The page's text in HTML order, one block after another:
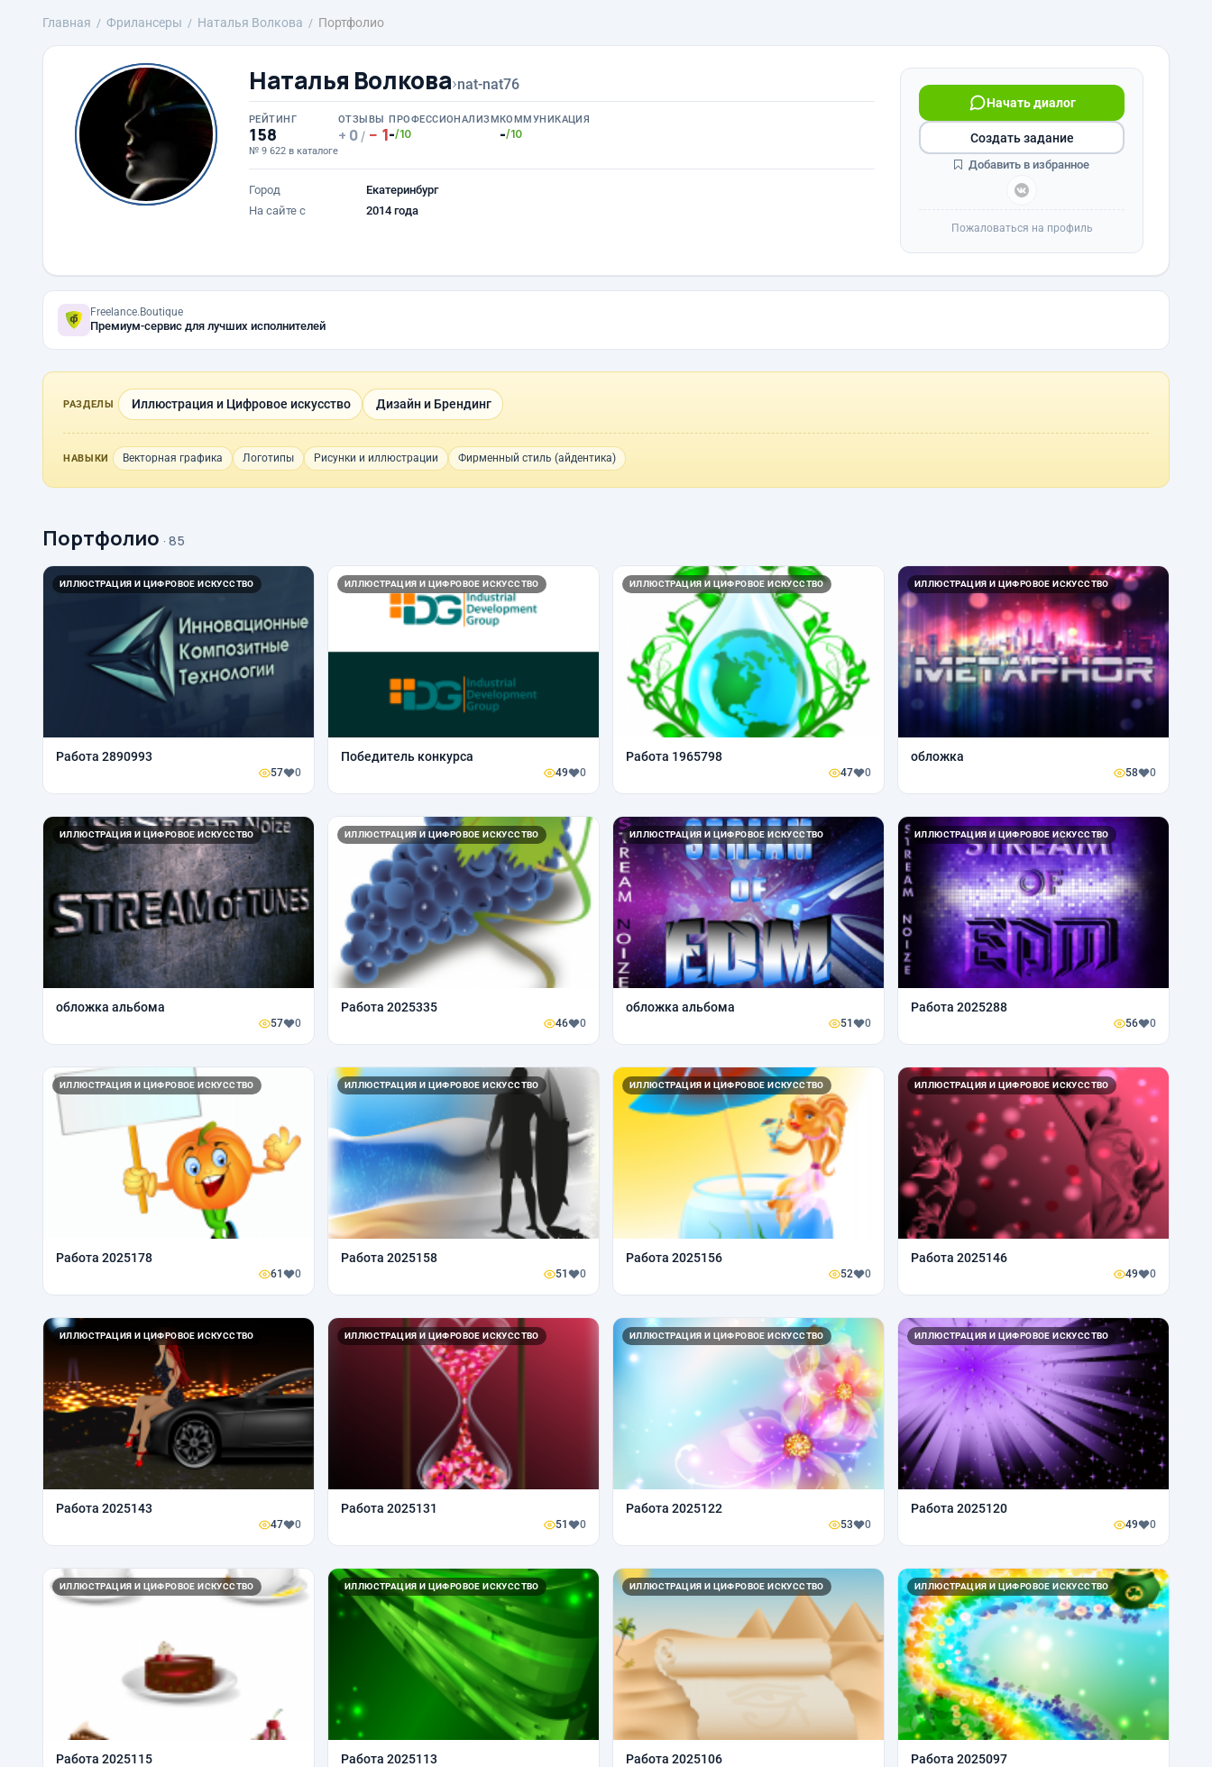
Главная Фрилансеры Наталья Волкова Портфолио
Наталья Волкова›nat-nat76
РЕЙТИНГ
158
№ 9 622 в каталоге
ОТЗЫВЫ
0 / 1
ПРОФЕССИОНАЛИЗМ
-/10
КОММУНИКАЦИЯ
-/10
Город
Екатеринбург
На сайте с
2014 года
Начать диалог
Создать задание
Добавить в избранное
Пожаловаться на профиль
Freelance.Boutique
Премиум-сервис для лучших исполнителей
РАЗДЕЛЫ Иллюстрация и Цифровое искусство Дизайн и Брендинг
НАВЫКИ Векторная графика Логотипы Рисунки и иллюстрации Фирменный стиль (айдентика)
Портфолио · 85
ИЛЛЮСТРАЦИЯ И ЦИФРОВОЕ ИСКУССТВО
Работа 2890993
57 0
ИЛЛЮСТРАЦИЯ И ЦИФРОВОЕ ИСКУССТВО
Победитель конкурса
49 0
ИЛЛЮСТРАЦИЯ И ЦИФРОВОЕ ИСКУССТВО
Работа 1965798
47 0
ИЛЛЮСТРАЦИЯ И ЦИФРОВОЕ ИСКУССТВО
обложка
58 0
ИЛЛЮСТРАЦИЯ И ЦИФРОВОЕ ИСКУССТВО
обложка альбома
57 0
ИЛЛЮСТРАЦИЯ И ЦИФРОВОЕ ИСКУССТВО
Работа 2025335
46 0
ИЛЛЮСТРАЦИЯ И ЦИФРОВОЕ ИСКУССТВО
обложка альбома
51 0
ИЛЛЮСТРАЦИЯ И ЦИФРОВОЕ ИСКУССТВО
Работа 2025288
56 0
ИЛЛЮСТРАЦИЯ И ЦИФРОВОЕ ИСКУССТВО
Работа 2025178
61 0
ИЛЛЮСТРАЦИЯ И ЦИФРОВОЕ ИСКУССТВО
Работа 2025158
51 0
ИЛЛЮСТРАЦИЯ И ЦИФРОВОЕ ИСКУССТВО
Работа 2025156
52 0
ИЛЛЮСТРАЦИЯ И ЦИФРОВОЕ ИСКУССТВО
Работа 2025146
49 0
ИЛЛЮСТРАЦИЯ И ЦИФРОВОЕ ИСКУССТВО
Работа 2025143
47 0
ИЛЛЮСТРАЦИЯ И ЦИФРОВОЕ ИСКУССТВО
Работа 2025131
51 0
ИЛЛЮСТРАЦИЯ И ЦИФРОВОЕ ИСКУССТВО
Работа 2025122
53 0
ИЛЛЮСТРАЦИЯ И ЦИФРОВОЕ ИСКУССТВО
Работа 2025120
49 0
ИЛЛЮСТРАЦИЯ И ЦИФРОВОЕ ИСКУССТВО
Работа 2025115
ИЛЛЮСТРАЦИЯ И ЦИФРОВОЕ ИСКУССТВО
Работа 2025113
ИЛЛЮСТРАЦИЯ И ЦИФРОВОЕ ИСКУССТВО
Работа 2025106
ИЛЛЮСТРАЦИЯ И ЦИФРОВОЕ ИСКУССТВО
Работа 2025097